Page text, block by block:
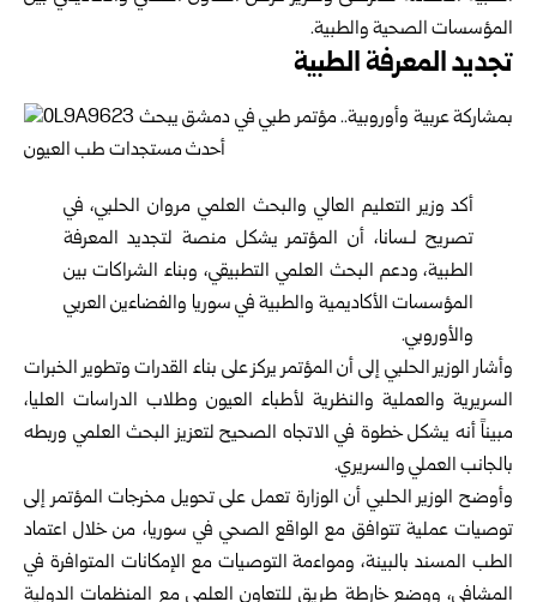
المؤسسات الصحية والطبية.
تجديد المعرفة ‏الطبية
أكد وزير التعليم العالي والبحث العلمي مروان الحلبي، في
تصريح لـسانا، أن المؤتمر يشكل منصة لتجديد المعرفة
‏الطبية، ودعم البحث العلمي التطبيقي، وبناء الشراكات بين
المؤسسات الأكاديمية والطبية في ‏سوريا والفضاءين العربي
والأوروبي.‏
وأشار الوزير الحلبي إلى أن المؤتمر يركز على بناء القدرات وتطوير الخبرات
السريرية والعملية والنظرية لأطباء العيون وطلاب الدراسات العليا،
مبيناً أنه يشكل خطوة في الاتجاه الصحيح لتعزيز البحث العلمي وربطه
بالجانب العملي والسريري.
وأوضح الوزير الحلبي أن الوزارة تعمل على تحويل مخرجات المؤتمر إلى
توصيات عملية تتوافق مع الواقع الصحي في سوريا، من خلال اعتماد
الطب المسند بالبينة، ومواءمة التوصيات مع الإمكانات المتوافرة في
المشافي، ووضع خارطة طريق للتعاون العلمي مع المنظمات الدولية